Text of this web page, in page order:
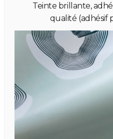
Teinte brillante,
qualité (adhésif